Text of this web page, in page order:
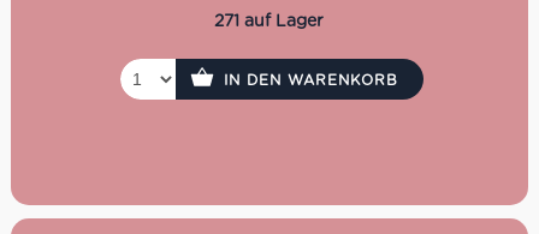
271 auf Lager
IN DEN WARENKORB